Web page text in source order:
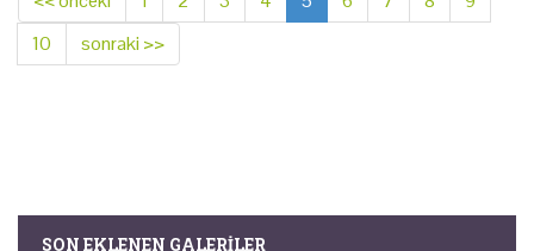
10
sonraki >>
SON EKLENEN GALERILER